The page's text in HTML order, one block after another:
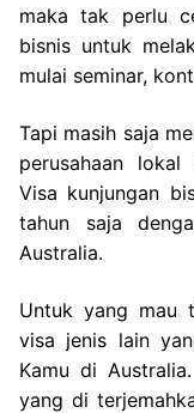
maka tak perlu
bisnis untuk
mulai seminar,
Tapi masih saja
perusahaan
Visa kunjungan
tahun saja
Australia.
Untuk yang mau
visa jenis lain
Kamu di
yang di